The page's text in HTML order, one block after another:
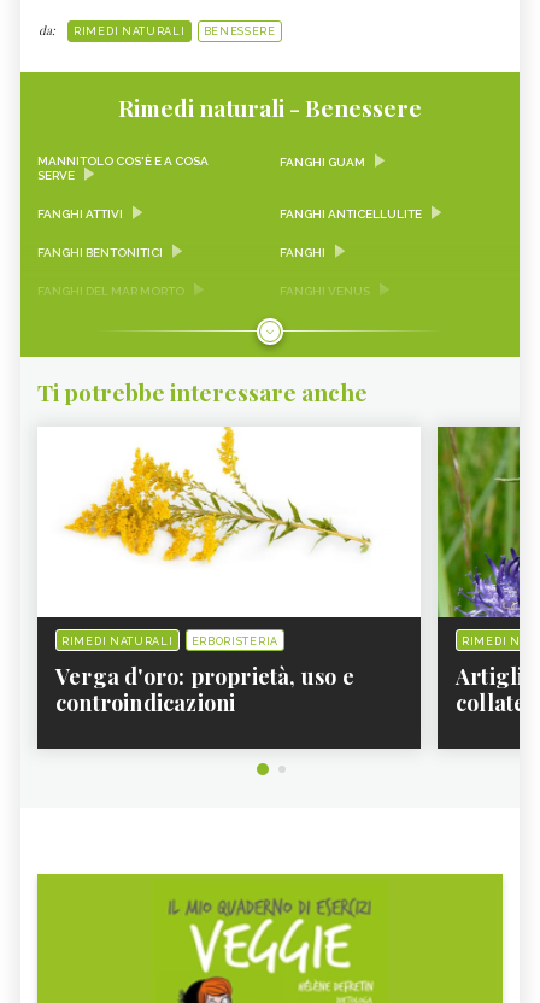
da: RIMEDI NATURALI BENESSERE
Rimedi naturali - Benessere
MANNITOLO COS'È E A COSA
SERVE
FANGHI GUAM
FANGHI ATTIVI FANGHI ANTICELLULITE
FANGHI BENTONITICI FANGHI
FANGHI DEL MAR MORTO FANGHI VENUS
FANGHI GEOMAR FANGHI DRENANTI
Ti potrebbe interessare anche
RIMEDI NATURALI ERBORISTERIA
Verga d'oro: proprietà, uso e
controindicazioni
RIMEDI
Artiglio